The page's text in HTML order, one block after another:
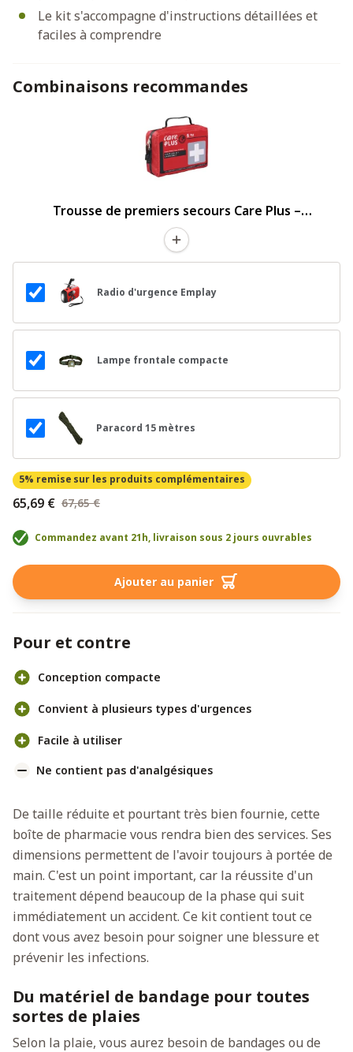
Le kit s'accompagne d'instructions détaillées et
faciles à comprendre
Combinaisons recommandes
Trousse de premiers secours Care Plus –
Emergency
Radio d'urgence Emplay
Lampe frontale compacte
Paracord 15 mètres
5% remise sur les produits complémentaires
65,69 € 67,65 €
Commandez avant 21h, livraison sous 2 jours ouvrables
Ajouter au panier
Pour et contre
Conception compacte
Convient à plusieurs types d'urgences
Facile à utiliser
Ne contient pas d'analgésiques
De taille réduite et pourtant très bien fournie, cette
boîte de pharmacie vous rendra bien des services. Ses
dimensions permettent de l'avoir toujours à portée de
main. C'est un point important, car la réussite d'un
traitement dépend beaucoup de la phase qui suit
immédiatement un accident. Ce kit contient tout ce
dont vous avez besoin pour soigner une blessure et
prévenir les infections.
Du matériel de bandage pour toutes
sortes de plaies
Selon la plaie, vous aurez besoin de bandages ou de